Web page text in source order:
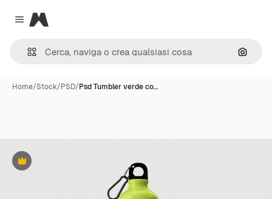
Close menu
Magnific
Cerca
Home/Stock/PSD/Psd Tumbler verde co…
Premium